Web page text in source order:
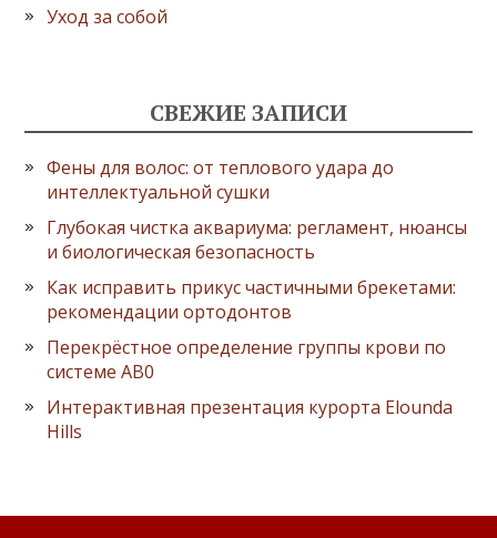
Уход за собой
СВЕЖИЕ ЗАПИСИ
Фены для волос: от теплового удара до
интеллектуальной сушки
Глубокая чистка аквариума: регламент, нюансы
и биологическая безопасность
Как исправить прикус частичными брекетами:
рекомендации ортодонтов
Перекрёстное определение группы крови по
системе AB0
Интерактивная презентация курорта Elounda
Hills